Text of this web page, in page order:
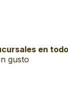
en todo
gusto